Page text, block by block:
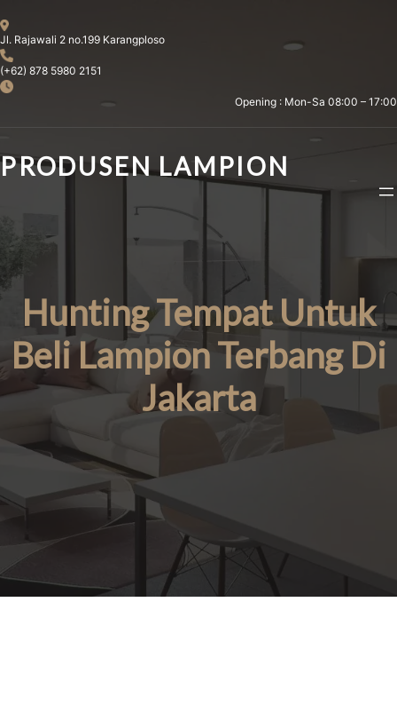
to
content
Jl. Rajawali 2 no.199 Karangploso
(+62) 878 5980 2151
Opening : Mon-Sa 08:00 – 17:00
PRODUSEN LAMPION
Hunting Tempat Untuk
Beli Lampion Terbang Di
Jakarta